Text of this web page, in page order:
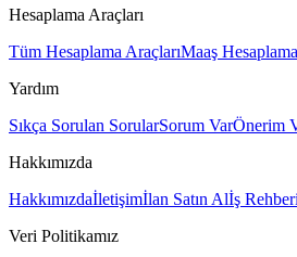
Hesaplama Araçları
Tüm Hesaplama AraçlarıMaaş Hesaplama
Yardım
Sıkça Sorulan SorularSorum VarÖnerim
Hakkımızda
Hakkımızdaİletişimİlan Satın Alİş Rehberi
Veri Politikamız